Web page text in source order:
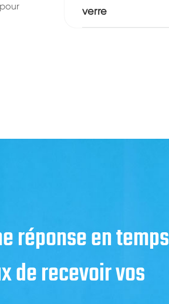
verre
réponse en temps
de recevoir vos